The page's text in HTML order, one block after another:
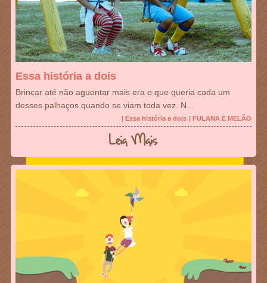
Essa história a dois
Brincar até não aguentar mais era o que queria cada um
desses palhaços quando se viam toda vez. N...
| FULANA E MELÃO
| Essa história a dois